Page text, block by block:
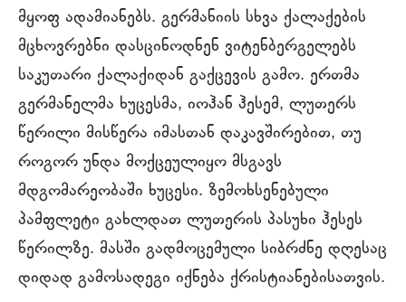
მყოფ ადამიანებს. გერმანიის სხვა ქალაქების
მცხოვრებნი დასცინოდნენ ვიტენბერგელებს
საკუთარი ქალაქიდან გაქცევის გამო. ერთმა
გერმანელმა ხუცესმა, იოჰან ჰესემ, ლუთერს
წერილი მისწერა იმასთან დაკავშირებით, თუ
როგორ უნდა მოქცეულიყო მსგავს
მდგომარეობაში ხუცესი. ზემოხსენებული
პამფლეტი გახლდათ ლუთერის პასუხი ჰესეს
წერილზე. მასში გადმოცემული სიბრძნე დღესაც
დიდად გამოსადეგი იქნება ქრისტიანებისათვის.